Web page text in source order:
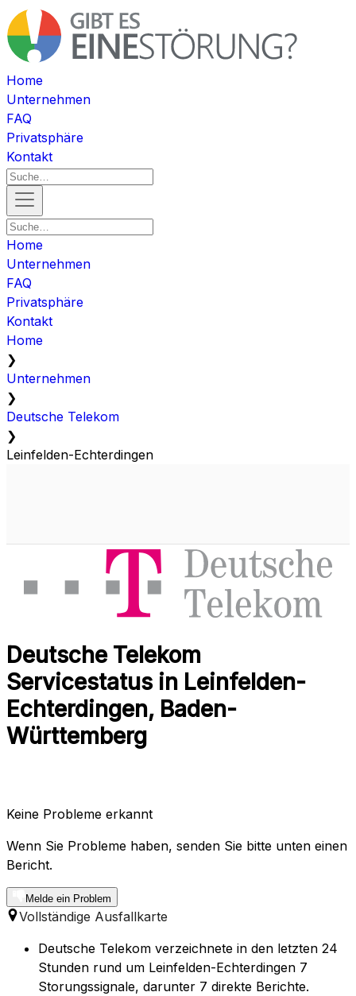
Home
Unternehmen
FAQ
Privatsphäre
Kontakt
Home
Unternehmen
FAQ
Privatsphäre
Kontakt
Home
❯
Unternehmen
❯
Deutsche Telekom
❯
Leinfelden-Echterdingen
Deutsche Telekom
Servicestatus in Leinfelden-
Echterdingen, Baden-
Württemberg
Keine Probleme erkannt
Wenn Sie Probleme haben, senden Sie bitte unten einen
Bericht.
Melde ein Problem
Vollständige Ausfallkarte
Deutsche Telekom verzeichnete in den letzten 24
Stunden rund um Leinfelden-Echterdingen 7
Storungssignale, darunter 7 direkte Berichte.